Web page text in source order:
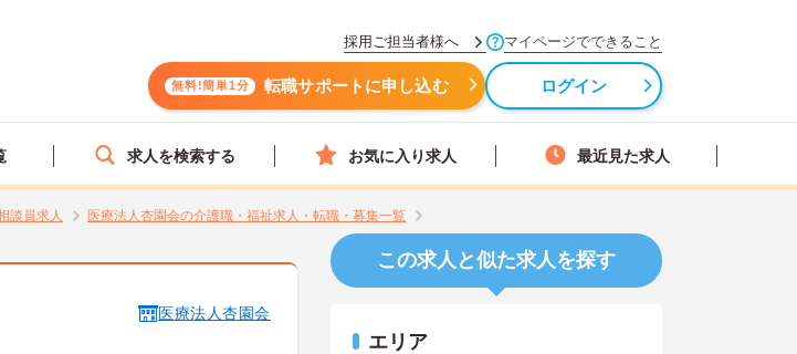
採用ご担当者様へ マイページでできること
無料!簡単1分 転職サポートに申し込む ログイン
求人を検索する お気に入り求人 最近見た求人
談員求人
医療法人杏園会の介護職・福祉求人・転職・募集一覧
医療法人杏園会
この求人と似た求人を探す
エリア